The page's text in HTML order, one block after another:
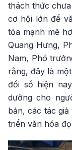
thách thức
cơ hội lớn để
tỏa mạnh mẽ
Quang Hưng,
Nam, Phó
rằng, đây là
đổi số hiện
dưỡng cho
bản, các tác
triển văn hóa